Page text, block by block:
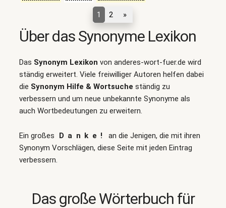
1 2 »
Über das Synonyme Lexikon
Das Synonym Lexikon von anderes-wort-fuer.de wird
ständig erweitert. Viele freiwilliger Autoren helfen dabei
die Synonym Hilfe & Wortsuche ständig zu
verbessern und um neue unbekannte Synonyme als
auch Wortbedeutungen zu erweitern.
Ein großes Danke!
an die Jenigen, die mit ihren
Synonym Vorschlägen, diese Seite mit jeden Eintrag
verbessern.
Das große Wörterbuch für